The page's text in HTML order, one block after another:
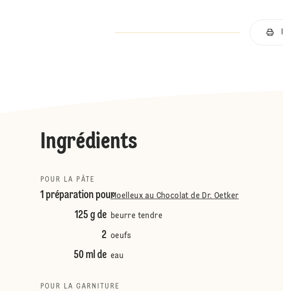
Ingrédients
POUR LA PÂTE
1 préparation pourMoelleux au Chocolat de Dr. Oetker
125 g de beurre tendre
2 oeufs
50 ml de eau
POUR LA GARNITURE